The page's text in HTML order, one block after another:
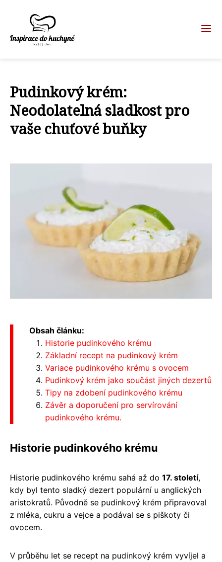
Pudinkový krém:
Neodolatelná sladkost pro
vaše chuťové buňky
Obsah článku:
Historie pudinkového krému
Základní recept na pudinkový krém
Variace pudinkového krému s ovocem
Pudinkový krém jako součást jiných dezertů
Tipy na zdobení pudinkového krému
Závěr a doporučení pro servírování
pudinkového krému.
Historie pudinkového krému
Historie pudinkového krému sahá až do 17. století,
kdy byl tento sladký dezert populární u anglických
aristokratů. Původně se pudinkový krém připravoval
z mléka, cukru a vejce a podával se s piškoty či
ovocem.
V průběhu let se recept na pudinkový krém vyvíjel a